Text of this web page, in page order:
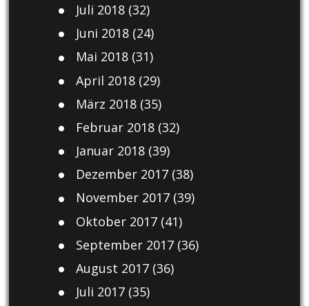
Juli 2018(32)
Juni 2018(24)
Mai 2018(31)
April 2018(29)
März 2018(35)
Februar 2018(32)
Januar 2018(39)
Dezember 2017(38)
November 2017(39)
Oktober 2017(41)
September 2017(36)
August 2017(36)
Juli 2017(35)